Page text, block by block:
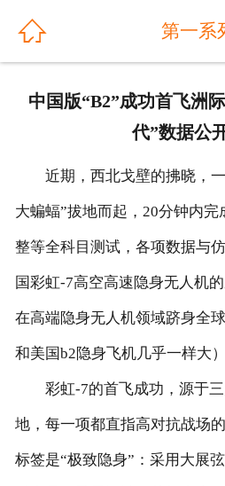
 第一系
中国版“B2”成功首飞洲
代”数据公
近期，西北戈壁的拂晓，一
大蝙蝠”拔地而起，20分钟内完
整等全科目测试，各项数据与
国彩虹-7高空高速隐身无人机
在高端隐身无人机领域跻身全
和美国b2隐身飞机几乎一样大）
彩虹-7的首飞成功，源于三
地，每一项都直指高对抗战场
标签是“极致隐身”：采用大展